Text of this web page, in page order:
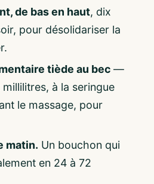
de bas en haut, dix
pour désolidariser la
tiède au bec —
millilitres, à la seringue
le massage, pour
matin. Un bouchon qui
en 24 à 72